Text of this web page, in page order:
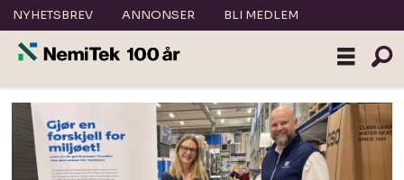
NYHETSBREV ANNONSER BLI MEDLEM